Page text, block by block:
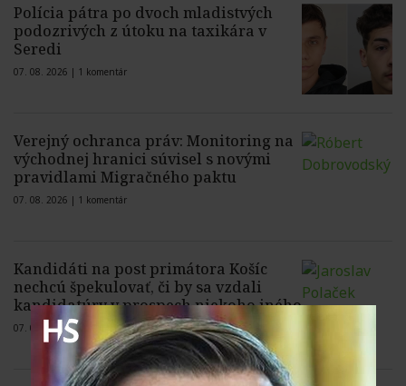
Polícia pátra po dvoch mladistvých
podozrivých z útoku na taxikára v
Seredi
07. 08. 2026 | 1 komentár
Verejný ochranca práv: Monitoring na
východnej hranici súvisel s novými
pravidlami Migračného paktu
07. 08. 2026 | 1 komentár
Kandidáti na post primátora Košíc
nechcú špekulovať, či by sa vzdali
kandidatúry v prospech niekoho iného
07. 08. 2026 | Žiadne komentáre